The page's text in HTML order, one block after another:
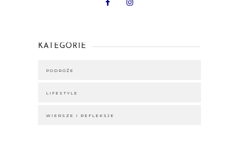
KATEGORIE
PODRÓŻE
LIFESTYLE
WIERSZE I REFLEKSJE